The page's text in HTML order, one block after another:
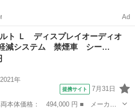
Ad
ルト Ｌ ディスプレイオーディオ
減システム 禁煙車 シー…
2021年
提携サイト 7月31日